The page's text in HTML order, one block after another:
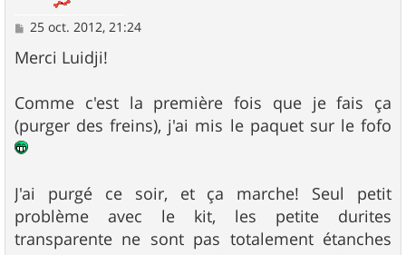
M
s
s
g
e
25 oct. 2012, 21:24
Merci Luidji!
Comme c'est la première fois que je fais ça
(purger des freins), j'ai mis le paquet sur le fofo
J'ai purgé ce soir, et ça marche! Seul petit
problème avec le kit, les petite durites
transparente ne sont pas totalement étanches